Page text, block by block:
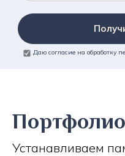
Даю согласие на обработку
Устанавливаем